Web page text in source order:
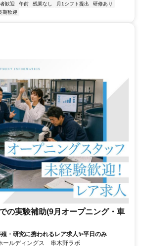
歓迎 午前 残業なし 月1シフト提出
研修あり
期歓迎
の実験補助(9月オープニング・車
・研究に携われるレア求人✨平日のみ
ールディングス 串木野ラボ